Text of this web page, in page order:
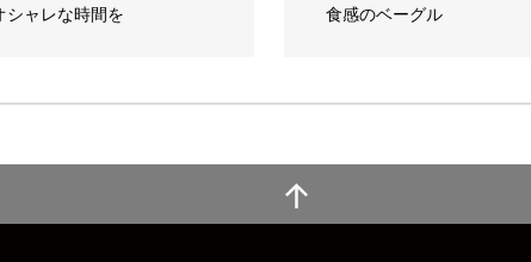
シャレな時間を
食感のベーグル